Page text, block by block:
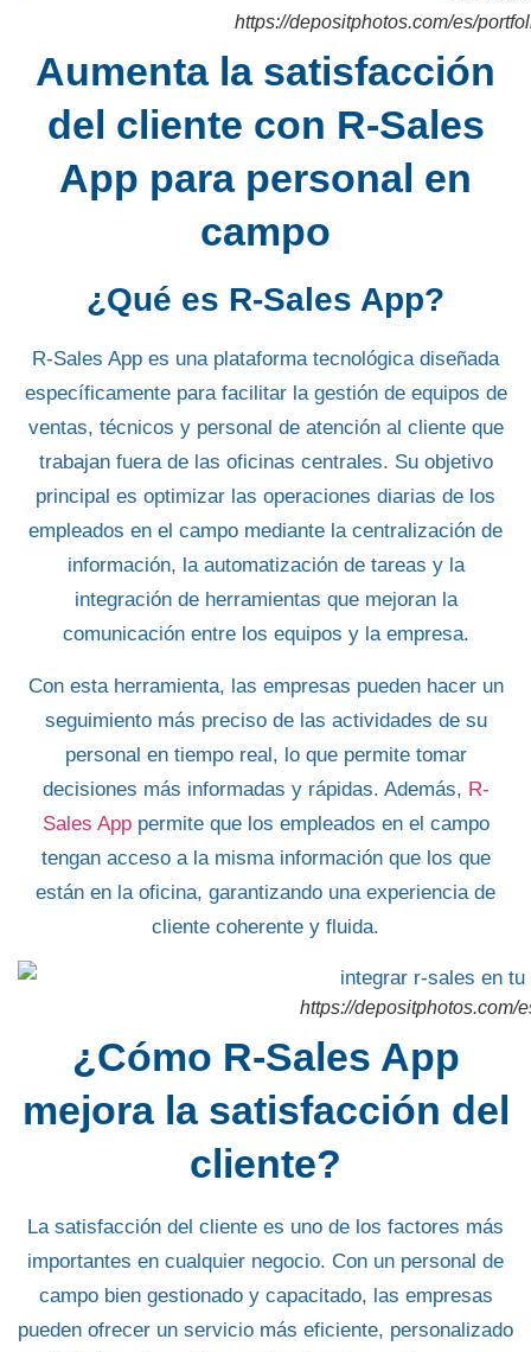
https://depositphotos.com/es/
Aumenta la satisfacción
del cliente con R-Sales
App para personal en
campo
¿Qué es R-Sales App?
R-Sales App es una plataforma tecnológica diseñada
específicamente para facilitar la gestión deequipos de
ventas, técnicos y personal de atención al cliente que
trabajan fuera de las oficinas centrales. Su objetivo
principal es optimizar las operaciones diarias de los
empleados en el campo mediante la centralización de
información, la automatización de tareas y la
integración de herramientas que mejoran la
comunicación entre los equipos y la empresa.
Con esta herramienta, las empresas pueden hacer un
seguimiento más preciso de las actividades de su
personal en tiempo real, lo que permite tomar
decisiones más informadas y rápidas. Además, R-
Sales Apppermite que los empleados en el campo
tengan acceso a la misma información que los que
están en la oficina, garantizando una experiencia de
cliente coherente y fluida.
https://depositphotos.com/
¿Cómo R-Sales App
mejora la satisfacción del
cliente?
La satisfacción del cliente es uno de los factores más
importantes en cualquier negocio. Con un personal de
campo bien gestionado y capacitado, las empresas
pueden ofrecer un servicio más eficiente, personalizado